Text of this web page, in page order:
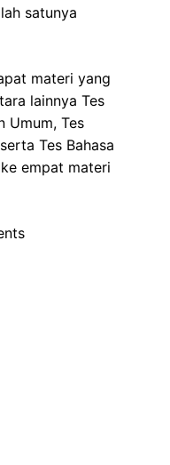
satunya
materi yang
lainnya Tes
Umum, Tes
Tes Bahasa
empat materi